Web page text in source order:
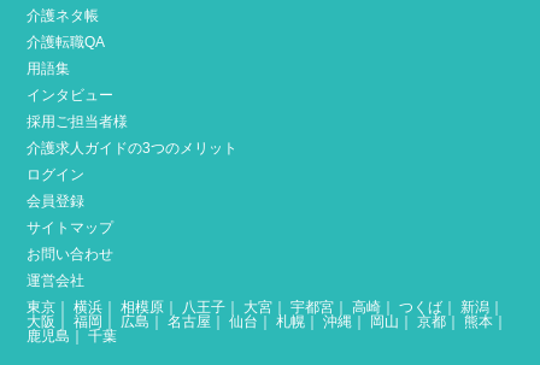
介護ネタ帳
介護転職QA
用語集
インタビュー
採用ご担当者様
介護求人ガイドの3つのメリット
ログイン
会員登録
サイトマップ
お問い合わせ
運営会社
東京 ｜横浜 ｜相模原 八王子 大宮 ｜宇都宮 ｜高崎 ｜つくば 新潟
大阪
｜福岡 広島 ｜名古屋 ｜仙台 ｜札幌 ｜沖縄 岡山 ｜京都 ｜熊本
鹿児島
｜千葉